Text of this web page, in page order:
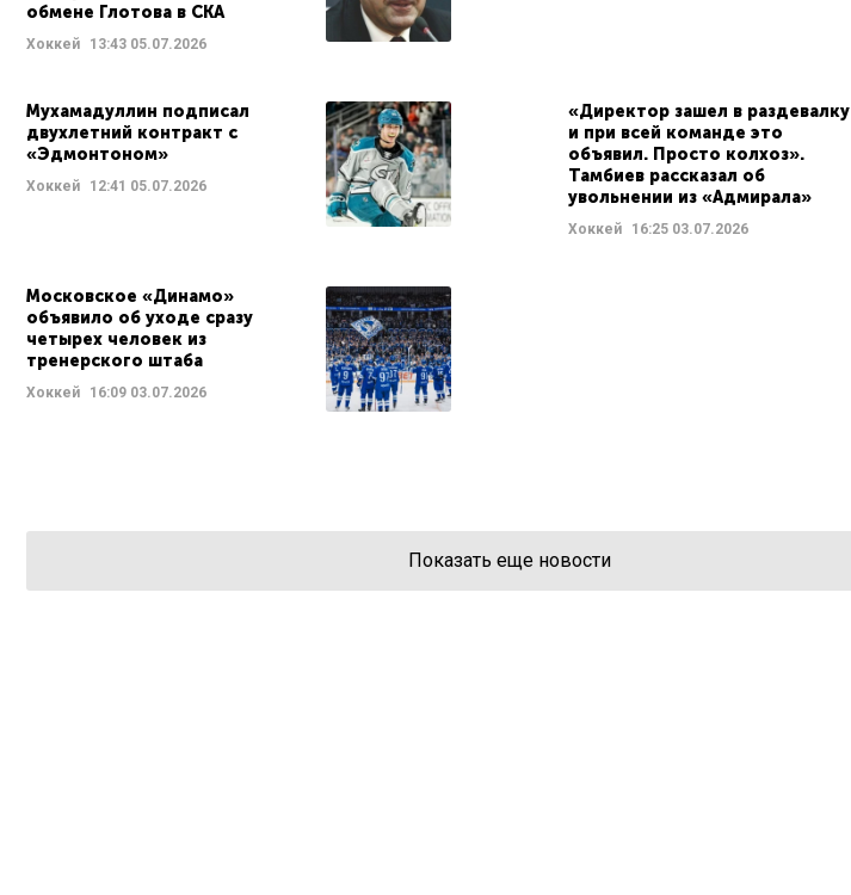
обмене Глотова в СКА
Хоккей 13:43 05.07.2026
Мухамадуллин подписал
двухлетний контракт с
«Эдмонтоном»
Хоккей 12:41 05.07.2026
«Директор зашел в раздевалку
и при всей команде это
объявил. Просто колхоз».
Тамбиев рассказал об
увольнении из «Адмирала»
Хоккей 16:2503.07.2026
Московское «Динамо»
объявило об уходе сразу
четырех человек из
тренерского штаба
Хоккей 16:09 03.07.2026
Показать еще новости